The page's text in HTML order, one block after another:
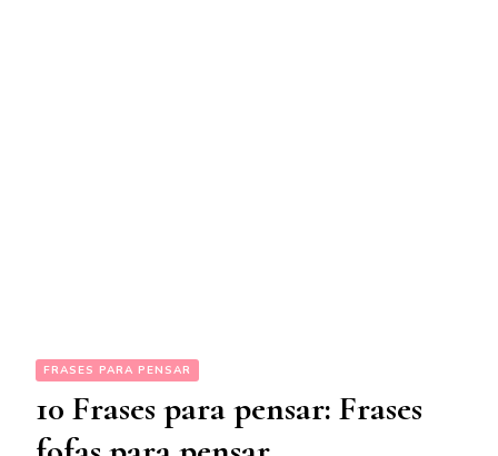
FRASES PARA PENSAR
10 Frases para pensar: Frases